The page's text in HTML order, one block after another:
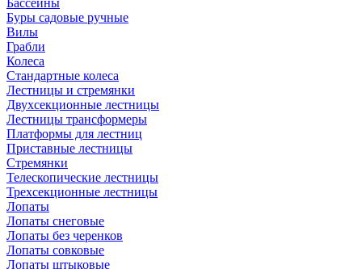
Бассейны
Буры садовые ручные
Вилы
Грабли
Колеса
Стандартные колеса
Лестницы и стремянки
Двухсекционные лестницы
Лестницы трансформеры
Платформы для лестниц
Приставные лестницы
Стремянки
Телескопические лестницы
Трехсекционные лестницы
Лопаты
Лопаты снеговые
Лопаты без черенков
Лопаты совковые
Лопаты штыковые